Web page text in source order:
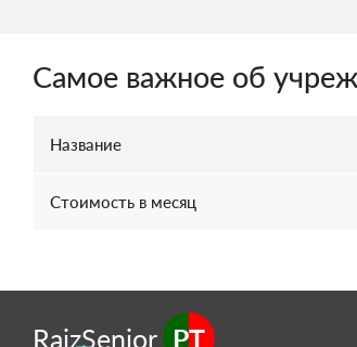
Самое важное об
Название
Стоимость в месяц
RaizSenior PT